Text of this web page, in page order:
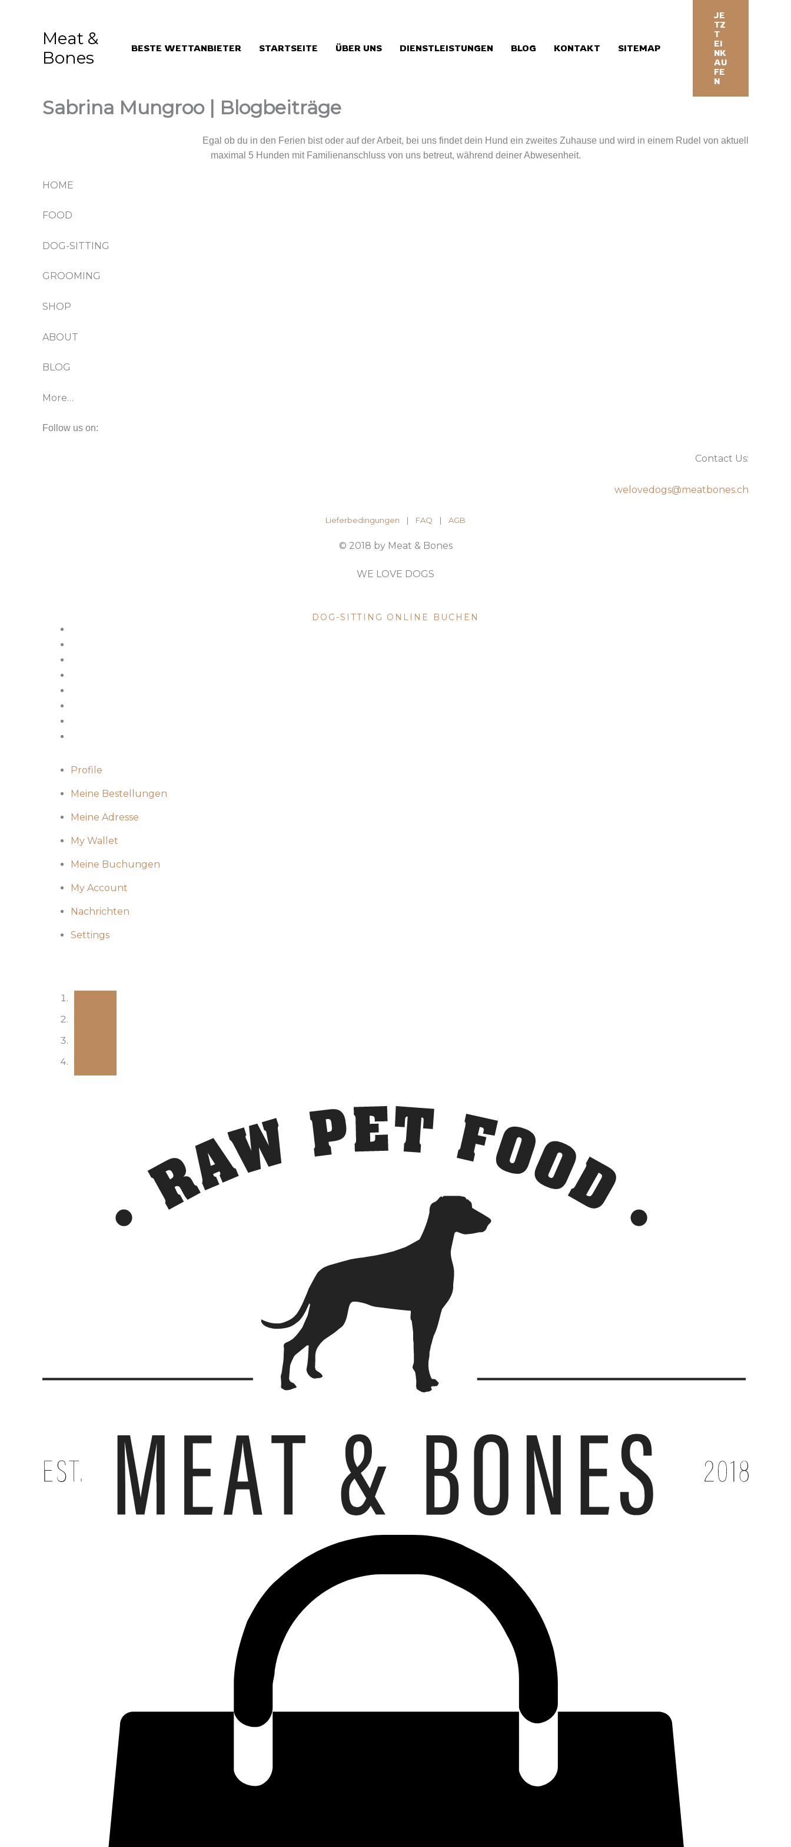
Meat &
Bones
BESTE WETTANBIETER STARTSEITE ÜBER UNS DIENSTLEISTUNGEN BLOG KONTAKT SITEMAP
JE
TZ
T
EI
NK
AU
FE
N
Sabrina Mungroo | Blogbeiträge
Egal ob du in den Ferien bist oder auf der Arbeit, bei uns findet dein Hund ein zweites Zuhause und wird in einem Rudel von aktuell
maximal 5 Hunden mit Familienanschluss von uns betreut, während deiner Abwesenheit.
HOME
FOOD
DOG-SITTING
GROOMING
SHOP
ABOUT
BLOG
More…
Follow us on:
Contact Us:
welovedogs@meatbones.ch
Lieferbedingungen | FAQ | ​ AGB
© 2018 by Meat & Bones
WE LOVE DOGS
DOG-SITTING ONLINE BUCHEN
Profile
Meine Bestellungen
Meine Adresse
My Wallet
Meine Buchungen
My Account
Nachrichten
Settings